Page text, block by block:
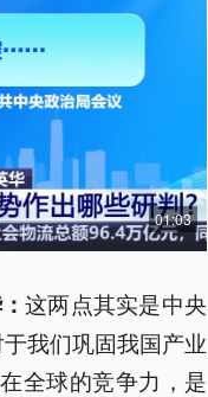
01:03
这两点其实是中央
我们巩固我国产业
全球的竞争力，是